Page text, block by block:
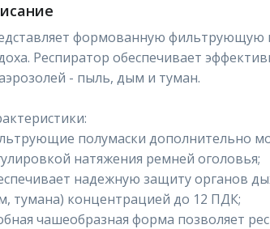
формованную фильтрующую
Респиратор обеспечивает
- пыль, дым и туман.
полумаски дополнительно
натяжения ремней оголовья;
надежную защиту органов
тумана) концентрацией до 12 ПДК;
чашеобразная форма позволяет